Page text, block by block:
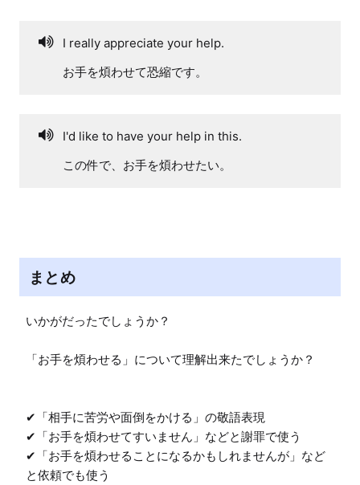
I really appreciate your help.
お手を煩わせて恐縮です。
I'd like to have your help in this.
この件で、お手を煩わせたい。
まとめ
いかがだったでしょうか？
「お手を煩わせる」について理解出来たでしょうか？
✔「相手に苦労や面倒をかける」の敬語表現
✔「お手を煩わせてすいません」などと謝罪で使う
✔「お手を煩わせることになるかもしれませんが」など
と依頼でも使う